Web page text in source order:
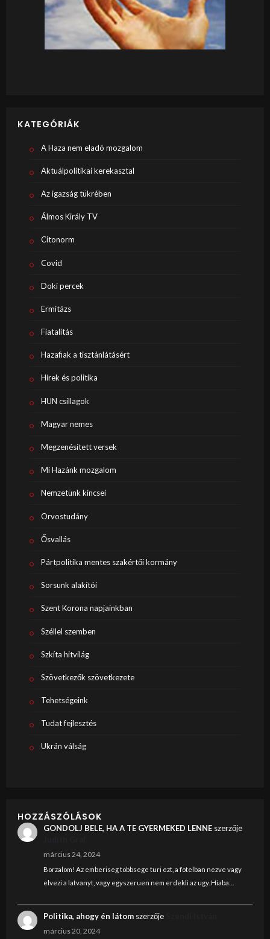
KATEGÓRIÁK
A Haza nem eladó mozgalom
Aktuálpolitikai kerekasztal
Az igazság tükrében
Álmos Király TV
Citonorm
Covid
Doki percek
Ermitázs
Fiatalítás
Hazafiak a tisztánlátásért
Hírek és politika
HUN csillagok
Magyar nemes
Megzenésített versek
Mi Hazánk mozgalom
Nemzetünk kincsei
Orvostudány
Ősvallás
Pártpolitika mentes szakértői kormány
Sorsunk alakítói
Szent Korona napjainkban
Széllel szemben
Szkíta hitvilág
Szövetkezők szövetkezete
Tehetségeink
Tudat fejlesztés
Ukrán válság
HOZZÁSZÓLÁSOK
GONDOLJ BELE, HA A TE GYERMEKED LENNEszerzője
március 24, 2024
Borzalom! Az emberiseg tobbsege turi ezt, a fotelban nezve vagy
elvezi a latvanyt, vagy egyszeruen nem erdekli az ugy. Hiaba…
Politika, ahogy én látomszerzője
március 20, 2024